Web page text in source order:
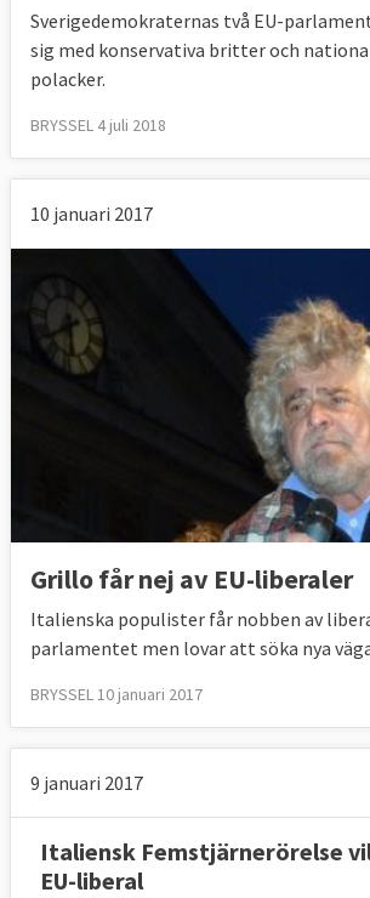
Sverigedemokraternas två EU-
sig med konservativa britter och
polacker.
BRYSSEL 4 juli 2018
10 januari 2017
Grillo får nej av EU-liberaler
Italienska populister får nobben av
parlamentet men lovar att söka nya
BRYSSEL 10 januari 2017
9 januari 2017
Italiensk Femstjärnerörelse
EU-liberal